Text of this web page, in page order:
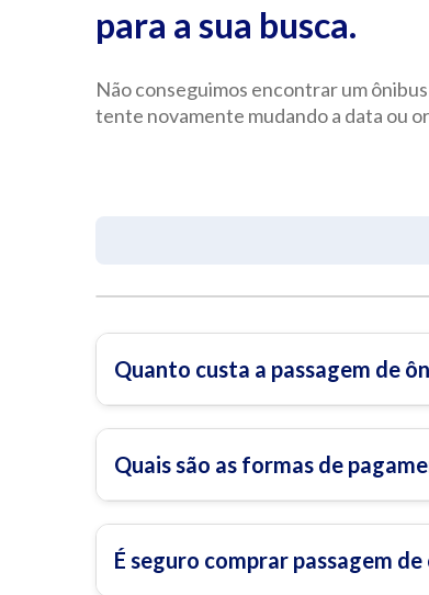
para a sua busca.
Não conseguimos encontrar um
tente novamente mudando a data ou
Quanto custa a passagem de
Quais são as formas de
É seguro comprar passagem de